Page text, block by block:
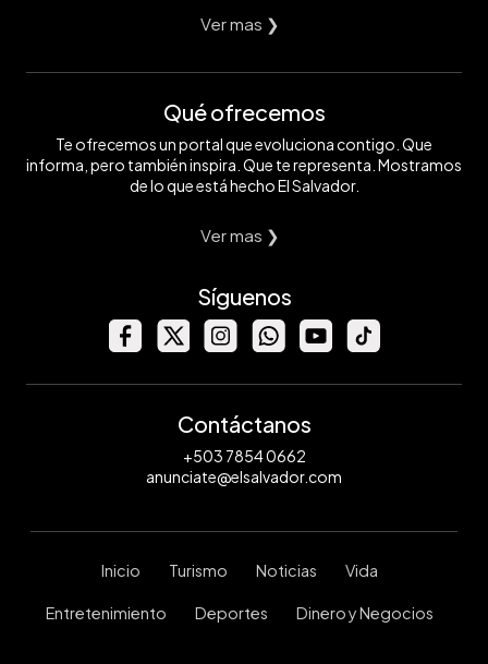
Ver mas ❯
Qué ofrecemos
Te ofrecemos un portal que evoluciona contigo. Que
informa, pero también inspira. Que te representa. Mostramos
de lo que está hecho El Salvador.
Ver mas ❯
Síguenos
Contáctanos
+503 7854 0662
anunciate@elsalvador.com
Inicio Turismo Noticias Vida
Entretenimiento Deportes Dinero y Negocios